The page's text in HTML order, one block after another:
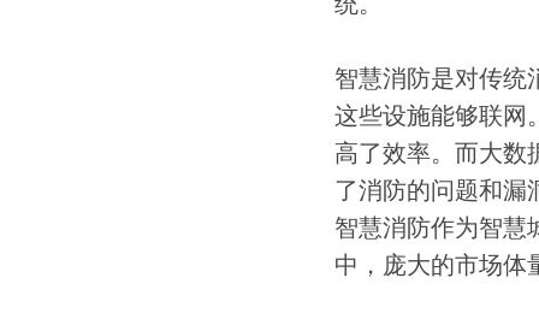
智慧消防是对传统
这些设施能够联网
高了效率。而大数
了消防的问题和漏
智慧消防作为智慧
中，庞大的市场体